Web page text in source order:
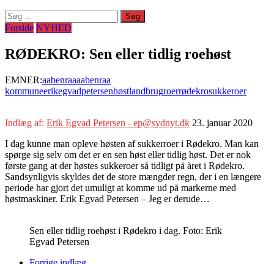
Søg
efter:
Forside NYHED
RØDEKRO: Sen eller tidlig roehøst
EMNER:aabenraaaabenraa
kommuneerikegvadpetersenhøstlandbrugroerrødekrosukkeroer
Indlæg af: Erik Egvad Petersen - ep@sydnyt.dk 23. januar 2020
I dag kunne man opleve høsten af sukkerroer i Rødekro. Man kan
spørge sig selv om det er en sen høst eller tidlig høst. Det er nok
første gang at der høstes sukkeroer så tidligt på året i Rødekro.
Sandsynligvis skyldes det de store mængder regn, der i en længere
periode har gjort det umuligt at komme ud på markerne med
høstmaskiner. Erik Egvad Petersen – Jeg er derude…
Sen eller tidlig roehøst i Rødekro i dag. Foto: Erik
Egvad Petersen